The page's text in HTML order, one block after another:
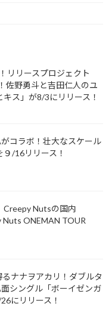
リリースプロジェクト
佐野勇斗と吉田仁人のユ
ス」が8/3にリリース！
コラボ！壮大なスケール
/16リリース！
Creepy Nutsの国内
Nuts ONEMAN TOUR
ナナヲアカリ！ダブルタ
シングル「ボーイゼンガ
にリリース！